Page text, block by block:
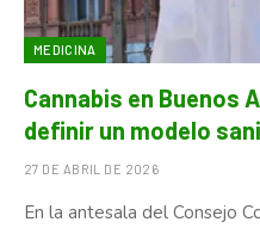
MEDICINA
Cannabis en Buenos
definir un modelo
27 DE ABRIL DE 2026
En la antesala del Consejo